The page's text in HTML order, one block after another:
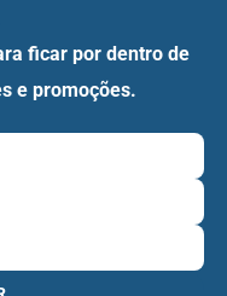
ficar por dentro de
e promoções.